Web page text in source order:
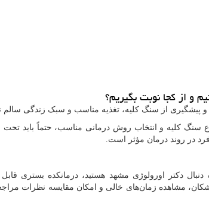
و از کجا نوبت بگیریم؟
و پیشگیری از سنگ کلیه، تغذیه مناسب و سبک زندگی
سنگ کلیه و انتخاب روش درمانی مناسب، حتماً باید
در روند درمان مؤثر است.
دکتر اورولوژی مشهد هستید، درمانکده بستری
مشاهده زمان‌های خالی و امکان مقایسه نظرات